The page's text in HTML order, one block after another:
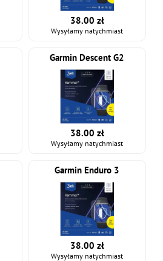
38.00 zł
Wysyłamy natychmiast
Garmin Descent G2
38.00 zł
Wysyłamy natychmiast
Garmin Enduro 3
38.00 zł
Wysyłamy natychmiast